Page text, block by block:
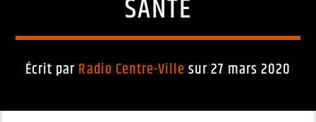
SANTÉ
Écrit par Radio Centre-Villesur 27 mars 2020